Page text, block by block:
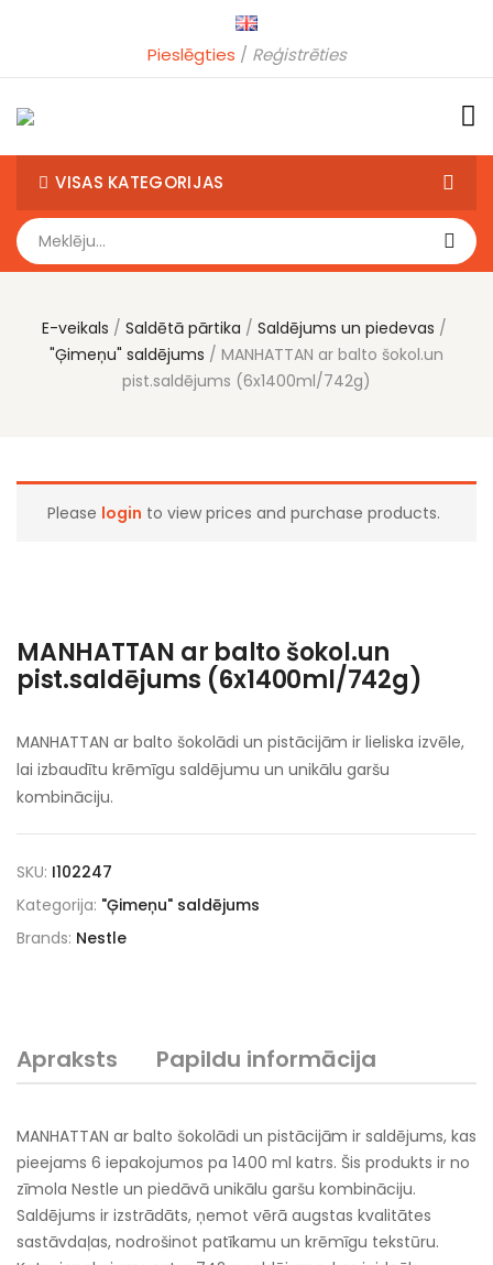
Pieslēgties Reģistrēties
VISAS KATEGORIJAS
E-veikals Saldētā pārtika
Saldējums un piedevas
"Ģimeņu" saldējums
MANHATTAN ar balto šokol.un
pist.saldējums (6x1400ml/742g)
Please login to view prices and purchase products.
MANHATTAN ar balto šokol.un
pist.saldējums (6x1400ml/742g)
MANHATTAN ar balto šokolādi un pistācijām ir lieliska izvēle,
lai izbaudītu krēmīgu saldējumu un unikālu garšu
kombināciju.
SKU: I102247
Kategorija: "Ģimeņu" saldējums
Brands: Nestle
Apraksts Papildu informācija
MANHATTAN ar balto šokolādi un pistācijām ir saldējums, kas
pieejams 6 iepakojumos pa 1400 ml katrs. Šis produkts ir no
zīmola Nestle un piedāvā unikālu garšu kombināciju.
Saldējums ir izstrādāts, ņemot vērā augstas kvalitātes
sastāvdaļas, nodrošinot patīkamu un krēmīgu tekstūru.